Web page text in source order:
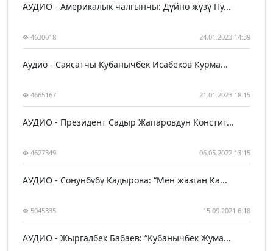
АУДИО - Америкалык чалгынчы: Дүйнө жүзү Пу...
4630018 24.01.2023 14:39
Аудио - Саясатчы Кубанычбек Исабеков Курма...
4665167 21.01.2023 18:15
АУДИО - Президент Садыр Жапаровдун Констит...
4627349 06.05.2022 13:15
АУДИО - Сонунбүбү Кадырова: “Мен жазган Ка...
5045335 15.09.2021 6:18
АУДИО - Жыргалбек Бабаев: “Кубанычбек Жума...